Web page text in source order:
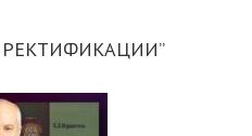
РЕКТИФИКАЦИИ”